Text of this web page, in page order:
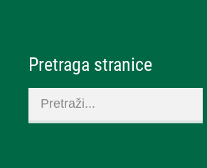
Pretraga stranice